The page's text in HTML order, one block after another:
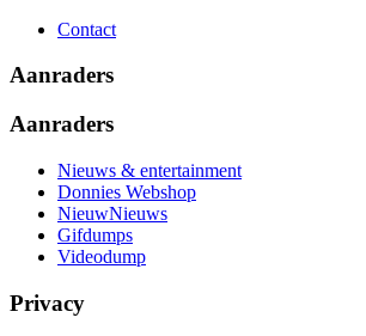
Contact
Aanraders
Aanraders
Nieuws & entertainment
Donnies Webshop
NieuwNieuws
Gifdumps
Videodump
Privacy